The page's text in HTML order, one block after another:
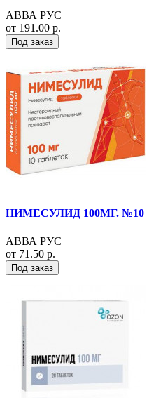
АВВА РУС
от 191.00 р.
Под заказ
НИМЕСУЛИД 100МГ.
АВВА РУС
от 71.50 р.
Под заказ